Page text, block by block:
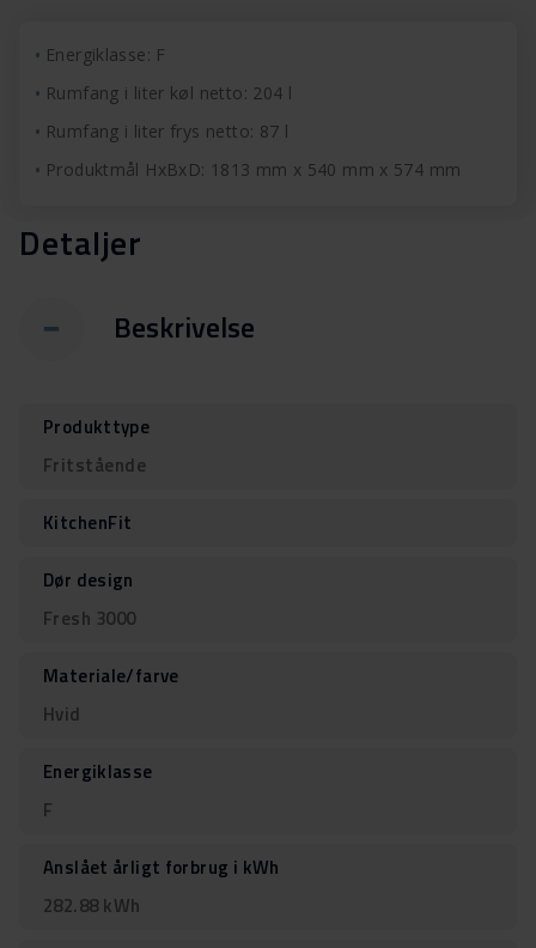
Energiklasse: F
Rumfang i liter køl netto: 204 l
Rumfang i liter frys netto: 87 l
Produktmål HxBxD: 1813 mm x 540 mm x 574 mm
Detaljer
Beskrivelse
Produkttype
Fritstående
KitchenFit
Dør design
Fresh 3000
Materiale/farve
Hvid
Energiklasse
F
Anslået årligt forbrug i kWh
282.88 kWh